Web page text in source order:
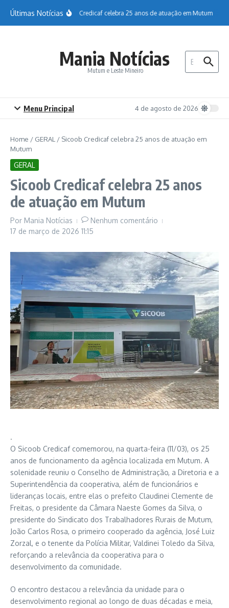
Últimas NotíciasSicoob Credicaf celebra 25 anos de atuação em Mutum
Mania Notícias
Mutum e Leste Mineiro
Procurar por:
Menu Principal 4 de agosto de 2026
Home / GERAL / Sicoob Credicaf celebra 25 anos de atuação em
Mutum
GERAL
Sicoob Credicaf celebra 25 anos
de atuação em Mutum
Por Mania Notícias
Nenhum comentário
17 de março de 2026 11:15
.
O Sicoob Credicaf comemorou, na quarta-feira (11/03), os 25
anos de funcionamento da agência localizada em Mutum. A
solenidade reuniu o Conselho de Administração, a Diretoria e a
Superintendência da cooperativa, além de funcionários e
lideranças locais, entre elas o prefeito Claudinei Clemente de
Freitas, o presidente da Câmara Naeste Gomes da Silva, o
presidente do Sindicato dos Trabalhadores Rurais de Mutum,
João Carlos Rosa, o primeiro cooperado da agência, José Luiz
Zorzal, e o tenente da Polícia Militar, Valdinei Toledo da Silva,
reforçando a relevância da cooperativa para o
desenvolvimento da comunidade.
O encontro destacou a relevância da unidade para o
desenvolvimento regional ao longo de duas décadas e meia,